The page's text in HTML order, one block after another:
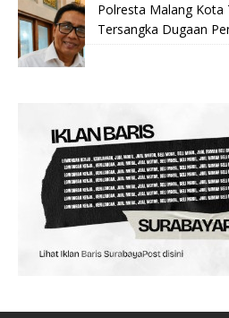
Polresta Malang Kota
Tersangka Dugaan